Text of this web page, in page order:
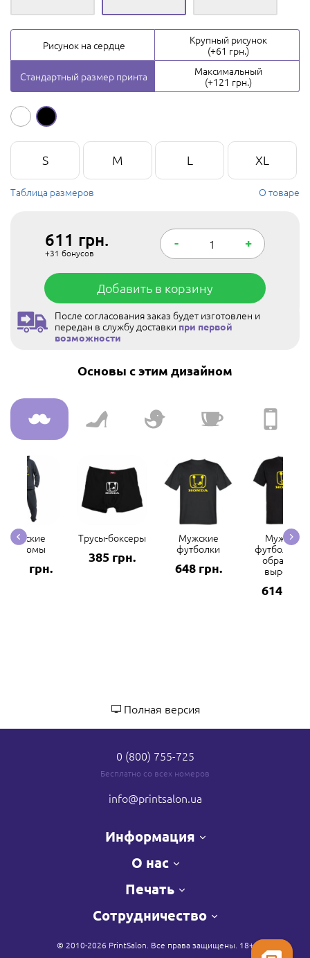
Рисунок на сердце
Крупный рисунок
(+61 грн.)
Стандартный размер принта
Максимальный
(+121 грн.)
S M L XL
Таблица размеров О товаре
611 грн.
+31 бонусов
- +
Добавить в корзину
После согласования заказ будет изготовлен и
передан в службу доставки при первой
возможности
Основы с этим дизайном
Мужские
костюмы
грн.
Трусы-боксеры
385 грн.
Мужские
футболки
648 грн.
Мужские
футболки с
образным
вырезом
614 грн.
Полная версия
0 (800) 755-725
Бесплатно со всех номеров
info@printsalon.ua
Информация
О нас
Печать
Сотрудничество
© 2010-2026 PrintSalon. Все права защищены. 18+